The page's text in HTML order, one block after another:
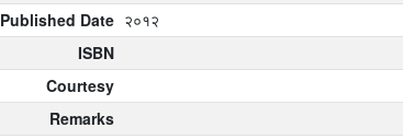
Published Date २०१२
ISBN
Courtesy
Remarks